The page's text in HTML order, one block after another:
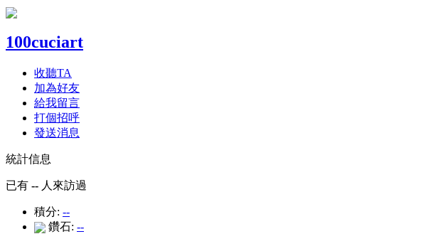
100cuciart
收聽TA
加為好友
給我留言
打個招呼
發送消息
統計信息
已有 -- 人來訪過
積分: --
鑽石: --